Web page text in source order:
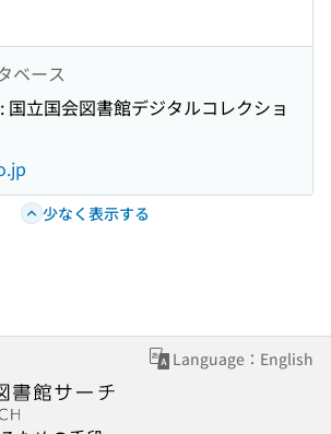
ベース
国立国会図書館デジタルコレクショ
少なく表示する
Language：English